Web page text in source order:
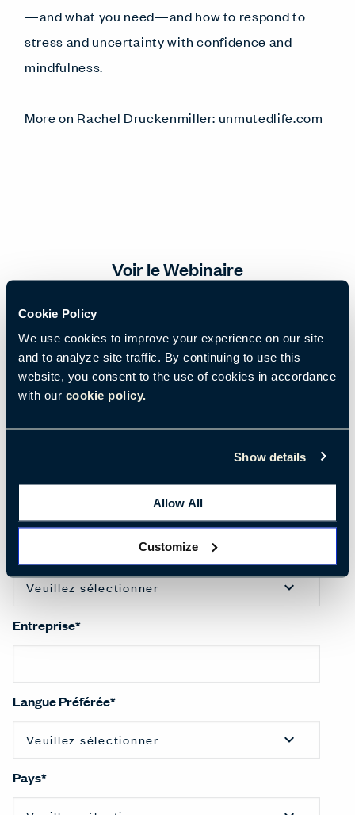
Cookie Policy
We use cookies to improve your experience on our site
and to analyze site traffic. By continuing to use this
website, you consent to the use of cookies in accordance
with our cookie policy.
Show details
Allow All
Customize
—and what you need—and how to respond to
stress and uncertainty with confidence and
mindfulness.
More on Rachel Druckenmiller: unmutedlife.com
Voir le Webinaire
Adresse Électronique
Prénom*
Entreprise*
Langue Préférée*
Pays*